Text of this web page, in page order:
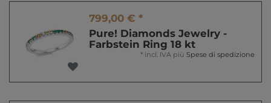
799,00 € *
Pure! Diamonds Jewelry -
Farbstein Ring 18 kt
* incl. IVA più Spese di spedizione